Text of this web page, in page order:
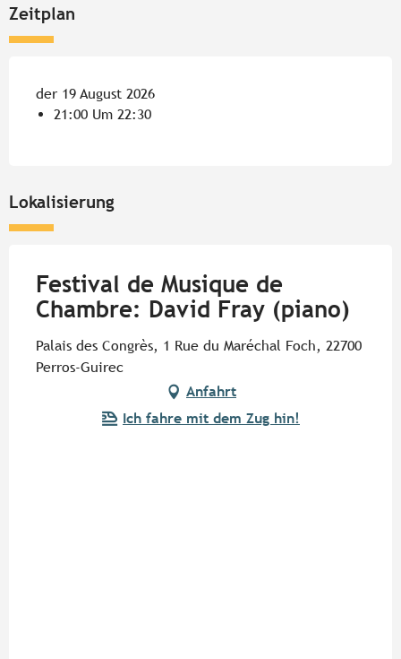
Zeitplan
der 19 August 2026
21:00 Um 22:30
Lokalisierung
Festival de Musique de
Chambre: David Fray (piano)
Palais des Congrès, 1 Rue du Maréchal Foch, 22700
Perros-Guirec
Anfahrt
Ich fahre mit dem Zug hin!